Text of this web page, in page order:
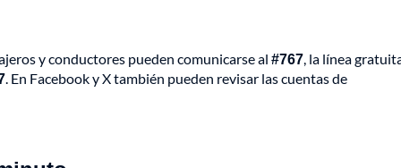
y conductores pueden comunicarse al #767, la línea
. En Facebook y X también pueden revisar las cuentas de